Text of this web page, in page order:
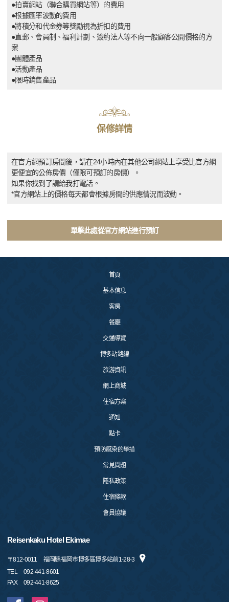
●拍賣網站（聯合購買網站等）的費用
●根據匯率波動的費用
●將積分和代金券等獎勵視為折扣的費用
●直郵、會員制、福利計劃、簽約法人等不向一般顧客公開價格的方
案
●團體產品
●活動產品
●限時銷售產品
保修詳情
在官方網預訂房間後，請在24小時內在其他公司網站上享受比官方網
更便宜的公佈房價（僅限可預訂的房價）。
如果你找到了請給我打電話。
*官方網站上的價格每天都會根據房間的供應情況而波動。
單擊此處從官方網站進行預訂
首頁
基本信息
客房
餐廳
交通導覽
博多站路線
旅游資訊
網上商城
住宿方案
通知
點卡
預防感染的舉措
常見問題
隱私政策
住宿條款
會員協議
Reisenkaku Hotel Ekimae
〒812-0011
福岡縣福岡市博多區博多站前1-28-3
TEL
092-441-8601
FAX
092-441-8625